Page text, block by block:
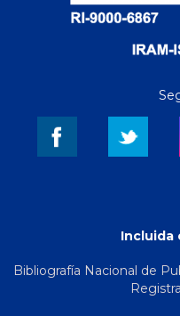
Incluida
Bibliografía Nacional de